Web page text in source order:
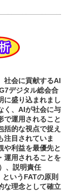
社会に貢献するAI
デジタル総会合
に盛り込まれまし
く、AIが社会に与
で運用されること
括的な視点で捉え
注目されていま
や利益を最優先と
運用されることを
、説明責任
いうFATの原則
な理念として確立